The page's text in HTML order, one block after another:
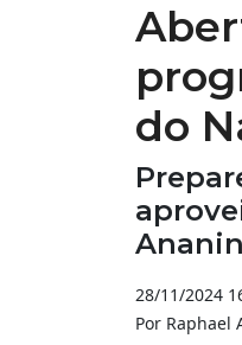
do
28/11/2024
Por Raphael